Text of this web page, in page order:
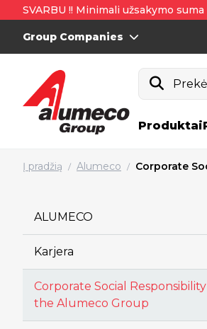
SVARBU !! Minimali užsakymo
Group Companies
Produktai
Į pradžią / Alumeco / Corporate
ALUMECO
Karjera
Corporate Social
the Alumeco Group